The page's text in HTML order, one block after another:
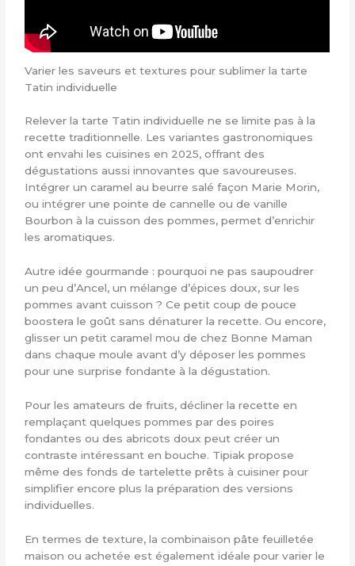
Varier les saveurs et textures pour sublimer la tarte
Tatin individuelle
Relever la tarte Tatin individuelle ne se limite pas à la
recette traditionnelle. Les variantes gastronomiques
ont envahi les cuisines en 2025, offrant des
dégustations aussi innovantes que savoureuses.
Intégrer un caramel au beurre salé façon Marie Morin,
ou intégrer une pointe de cannelle ou de vanille
Bourbon à la cuisson des pommes, permet d’enrichir
les aromatiques.
Autre idée gourmande : pourquoi ne pas saupoudrer
un peu d’Ancel, un mélange d’épices doux, sur les
pommes avant cuisson ? Ce petit coup de pouce
boostera le goût sans dénaturer la recette. Ou encore,
glisser un petit caramel mou de chez Bonne Maman
dans chaque moule avant d’y déposer les pommes
pour une surprise fondante à la dégustation.
Pour les amateurs de fruits, décliner la recette en
remplaçant quelques pommes par des poires
fondantes ou des abricots doux peut créer un
contraste intéressant en bouche. Tipiak propose
même des fonds de tartelette prêts à cuisiner pour
simplifier encore plus la préparation des versions
individuelles.
En termes de texture, la combinaison pâte feuilletée
maison ou achetée est également idéale pour varier le